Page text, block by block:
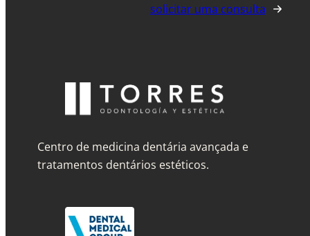
solicitar uma consulta
Centro de medicina dentária avançada e
tratamentos dentários estéticos.